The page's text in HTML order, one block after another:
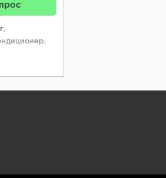
,